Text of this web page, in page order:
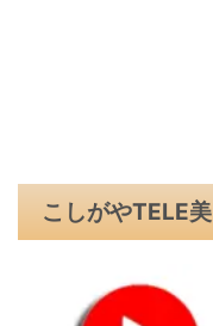
こしがやTELE美